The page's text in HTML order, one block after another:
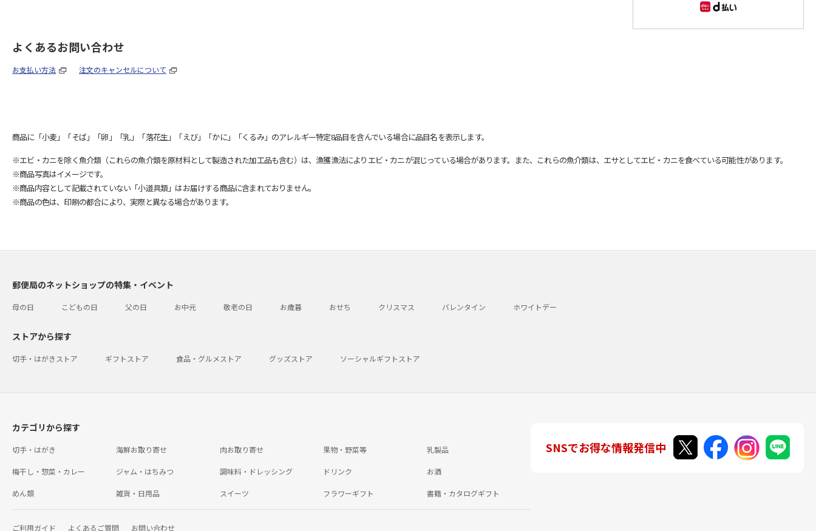
よくあるお問い合わせ
お支払い方法 注文のキャンセルについて
商品に「小麦」「そば」「卵」「乳」「落花生」「えび」「かに」「くるみ」のアレルギー特定8品目を含んでいる場合に品目名を表示します。
※エビ・カニを除く魚介類（これらの魚介類を原材料として製造された加工品も含む）は、漁獲漁法によりエビ・カニが混じっている場合があります。また、これらの魚介類は、エサとしてエビ・カニを食べている可能性があります。
※商品写真はイメージです。
※商品内容として記載されていない「小道具類」はお届けする商品に含まれておりません。
※商品の色は、印刷の都合により、実際と異なる場合があります。
郵便局のネットショップの特集・イベント
母の日 こどもの日 父の日 お中元 敬老の日 お歳暮 おせち クリスマス バレンタイン ホワイトデー
ストアから探す
切手・はがきストア ギフトストア 食品・グルメストア グッズストア ソーシャルギフトストア
カテゴリから探す
切手・はがき 海鮮お取り寄せ 肉お取り寄せ 果物・野菜等 乳製品
梅干し・惣菜・カレー ジャム・はちみつ 調味料・ドレッシング ドリンク お酒
めん類 雑貨・日用品 スイーツ フラワーギフト 書籍・カタログギフト
ご利用ガイド よくあるご質問 お問い合わせ
SNSでお得な情報発信中